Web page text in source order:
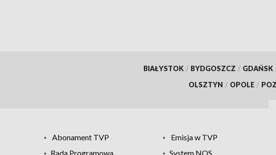
BIAŁYSTOK / BYDGOSZCZ / GDAŃSK
OLSZTYN / OPOLE /
Abonament TVP Emisja w TVP
Rada Programowa
System NOS